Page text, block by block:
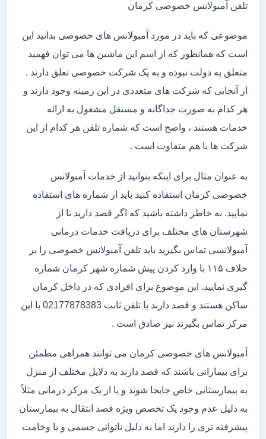
تلفن آمبولانس خصوصی کرمان
موضوعی که باید در مورد آمبولانس های خصوصی بدانید این
است که همانطور که از اسم این ماشین ها می توان فهمید
متعلق به دولت نبوده و به یک شرکت خصوصی تعلق دارند .
از آنجایی که شرکت های متعددی در این زمینه وجود دارند و
هر کدام به صورت جداگانه و مستقل مشغول به ارائه
خدمات هستند ، واضح است که شماره تلفن هر کدام از این
شرکت ها با هم متفاوت است .
به عنوان مثال برای اینکه بتوانید از خدمات آمبولانس
خصوصی کرمان استفاده کنید باید از شماره های استفاده
نمایید. به خاطر داشته باشید که اگر قصد دارید تا از
شهرستان های مختلف برای دریافت خدمات درمانی
آمبولانسی تماس بگیرید باید تلفن آمبولانس خصوصی را بر
خلاف ۱۱۵ با وارد کردن پیش شماره شهر کرمان شماره
گیری نمایید. این موضوع برای افرادی که در داخل کرمان
ساکن هستند و قصد دارند با تلفن ثابت 02177878383 با این
مرکز تماس بگیرند نیز صادق است .
آمبولانس های خصوصی کرمان می توانند همراهی مطمئن
برای بیمارانی باشند که قصد دارند به دلایل مختلف از منزل
به بیمارستانی خاص جابجا شوند و یا از یک مرکز درمانی مثلاً
به دلیل عدم وجود یک تخصص ویژه قصد انتقال به بیمارستان
پیشرفته تری را دارند اما به دلیل ناتوانی جسمی و یا وخامت